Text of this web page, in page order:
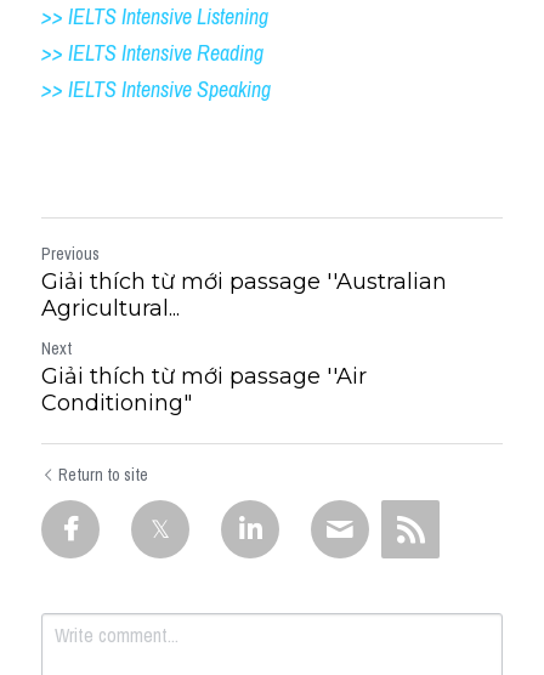
>> IELTS Intensive Listening
>> IELTS Intensive Reading
>> IELTS Intensive Speaking
Previous
Giải thích từ mới passage ''Australian
Agricultural...
Next
Giải thích từ mới passage ''Air
Conditioning"
Return to site